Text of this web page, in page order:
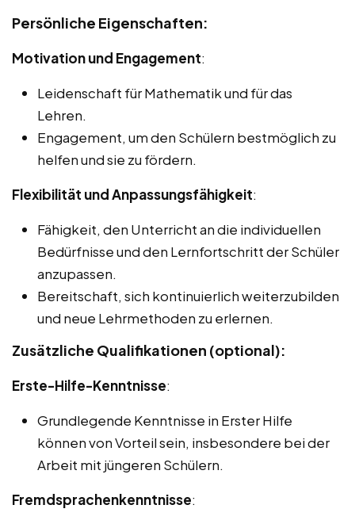
Persönliche Eigenschaften:
Motivation und Engagement:
Leidenschaft für Mathematik und für das
Lehren.
Engagement, um den Schülern bestmöglich zu
helfen und sie zu fördern.
Flexibilität und Anpassungsfähigkeit:
Fähigkeit, den Unterricht an die individuellen
Bedürfnisse und den Lernfortschritt der Schüler
anzupassen.
Bereitschaft, sich kontinuierlich weiterzubilden
und neue Lehrmethoden zu erlernen.
Zusätzliche Qualifikationen (optional):
Erste-Hilfe-Kenntnisse:
Grundlegende Kenntnisse in Erster Hilfe
können von Vorteil sein, insbesondere bei der
Arbeit mit jüngeren Schülern.
Fremdsprachenkenntnisse: